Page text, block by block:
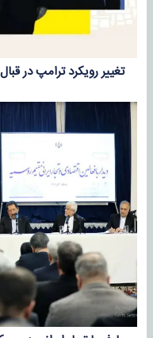
تغییر رویکرد ترامپ در